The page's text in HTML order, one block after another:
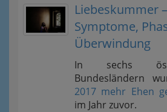
Liebeskummer –
Symptome,
Überwindung
In sechs
Bundesländern
2017 mehr Ehen
im Jahr zuvor.